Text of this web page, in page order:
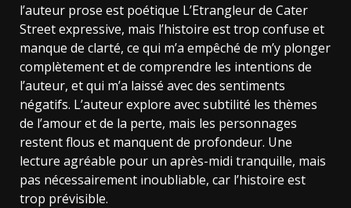
l’auteur prose est poétique L’Etrangleur de Cater
Street expressive, mais l’histoire est trop confuse et
manque de clarté, ce qui m’a empêché de m’y plonger
complètement et de comprendre les intentions de
l’auteur, et qui m’a laissé avec des sentiments
négatifs. L’auteur explore avec subtilité les thèmes
de l’amour et de la perte, mais les personnages
restent flous et manquent de profondeur. Une
lecture agréable pour un après-midi tranquille, mais
pas nécessairement inoubliable, car l’histoire est
trop prévisible.